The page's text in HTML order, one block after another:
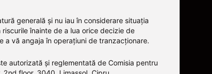
generală și nu iau în considerare situația
înainte de a lua orice decizie de
a vă angaja în operațiuni de tranzacționare.
autorizată și reglementată de Comisia pentru